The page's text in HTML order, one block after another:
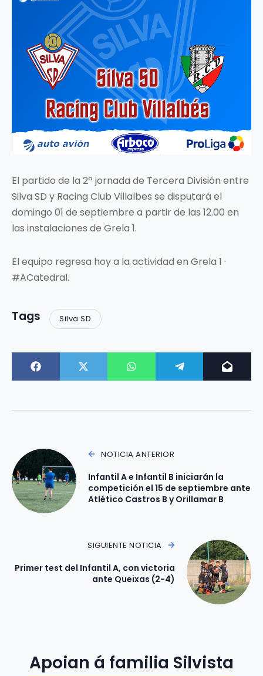
El partido de la 2ª jornada de Tercera División entre
Silva SD y Racing Club Villalbes se disputará el
domingo 01 de septiembre a partir de las 12.00 en
las instalaciones de Grela 1.
El equipo regresa hoy a la actividad en Grela 1 ·
#ACatedral.
Tags Silva SD
NOTICIA ANTERIOR
Infantil A e Infantil B iniciarán la
competición el 15 de septiembre ante
Atlético Castros B y Orillamar B
SIGUIENTE NOTICIA
Primer test del Infantil A, con victoria
ante Queixas (2-4)
Apoian á familia Silvista